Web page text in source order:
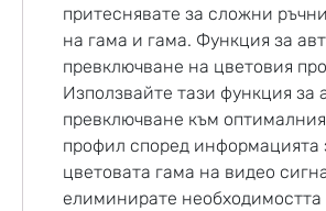
притеснявате за сложни
на гама и гама. Функция за
превключване на цветовия
Използвайте тази функция за
превключване към
профил според информацията
цветовата гама на видео
елиминирате необходимостта